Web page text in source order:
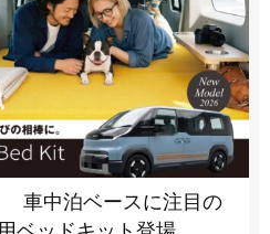
車中泊ベースに注目の